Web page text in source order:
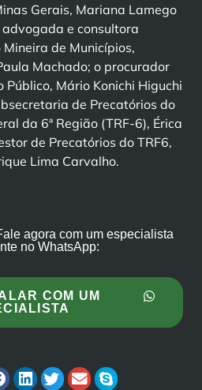
Gerais, Mariana Lamego
e consultora
de Municípios,
Machado; o procurador
Público, Mário Konichi Higuchi
de Precatórios do
da 6ª Região (TRF-6), Érica
de Precatórios do TRF6,
Lima Carvalho.
agora com um especialista
no WhatsApp:
COM UM